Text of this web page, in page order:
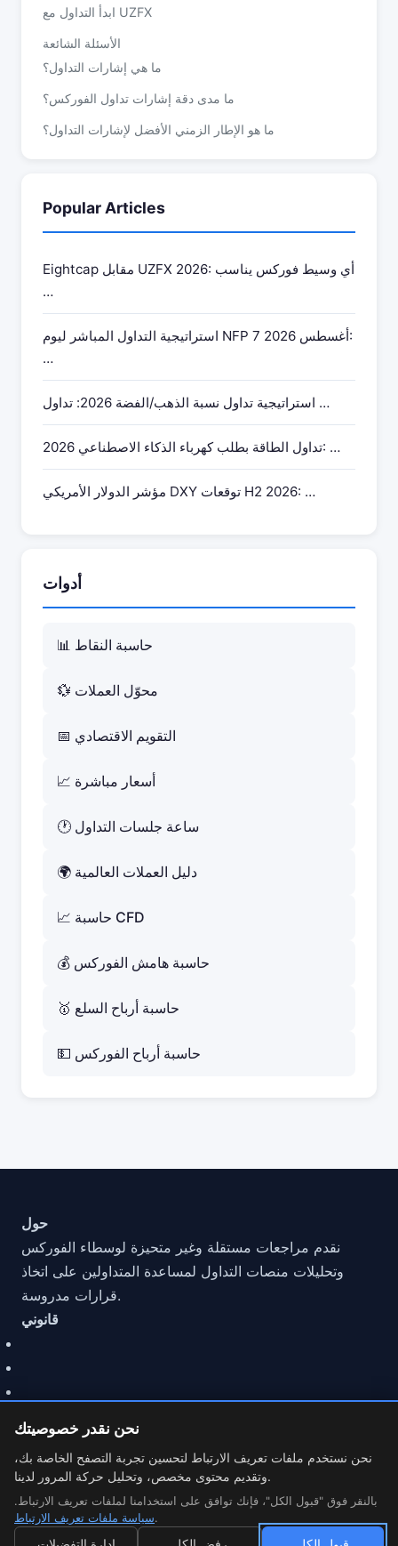
ابدأ التداول مع UZFX
الأسئلة الشائعة
ما هي إشارات التداول؟
ما مدى دقة إشارات تداول الفوركس؟
ما هو الإطار الزمني الأفضل لإشارات التداول؟
Popular Articles
Eightcap مقابل UZFX 2026: أي وسيط فوركس يناسب
…
استراتيجية التداول المباشر ليوم NFP 7 أغسطس 2026:
…
استراتيجية تداول نسبة الذهب/الفضة 2026: تداول …
تداول الطاقة بطلب كهرباء الذكاء الاصطناعي 2026: …
مؤشر الدولار الأمريكي DXY توقعات H2 2026: …
أدوات
📊 حاسبة النقاط
💱 محوّل العملات
📅 التقويم الاقتصادي
📈 أسعار مباشرة
🕐 ساعة جلسات التداول
🌍 دليل العملات العالمية
📈 حاسبة CFD
💰 حاسبة هامش الفوركس
🥇 حاسبة أرباح السلع
💵 حاسبة أرباح الفوركس
نحن نقدر خصوصيتك
نحن نستخدم ملفات تعريف الارتباط لتحسين تجربة التصفح الخاصة بك،
وتقديم محتوى مخصص، وتحليل حركة المرور لدينا.
بالنقر فوق "قبول الكل"، فإنك توافق على استخدامنا لملفات تعريف الارتباط.
سياسة ملفات تعريف الارتباط.
حول
نقدم مراجعات مستقلة وغير متحيزة لوسطاء الفوركس
وتحليلات منصات التداول لمساعدة المتداولين على اتخاذ
قرارات مدروسة.
قانوني
© 2026 مراجعة MarketCFD | وسيط الفوركس. Trading involves
risk.
إعدادات ملفات تعريف الارتباط